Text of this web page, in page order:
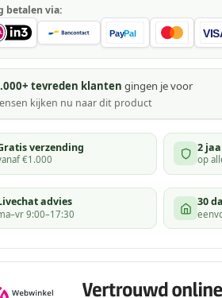
betalen via:
PayPal
tevreden klanten gingen je voor
kijken nu naar dit product
verzending
€1.000
2
op
advies
9:00–17:30
30